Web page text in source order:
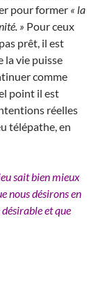
pour former « la
» Pour ceux
prêt, il est
la vie puisse
comme
point il est
réelles
télépathe, en
sait bien mieux
nous désirons en
et que